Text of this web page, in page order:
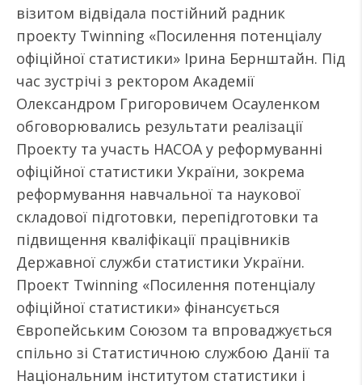
візитом відвідала постійний радник
проекту Twinning «Посилення потенціалу
офіційної статистики» Ірина Бернштайн. Під
час зустрічі з ректором Академії
Олександром Григоровичем Осауленком
обговорювались результати реалізації
Проекту та участь НАСОА у реформуванні
офіційної статистики України, зокрема
реформування навчальної та наукової
складової підготовки, перепідготовки та
підвищення кваліфікації працівників
Державної служби статистики України.
Проект Twinning «Посилення потенціалу
офіційної статистики» фінансується
Європейським Союзом та впроваджується
спільно зі Статистичною службою Данії та
Національним інститутом статистики і